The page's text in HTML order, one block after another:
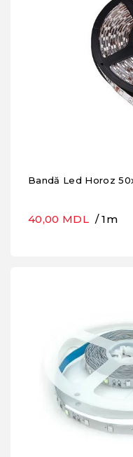
Bandă Led Horoz
40,00 MDL / 1m